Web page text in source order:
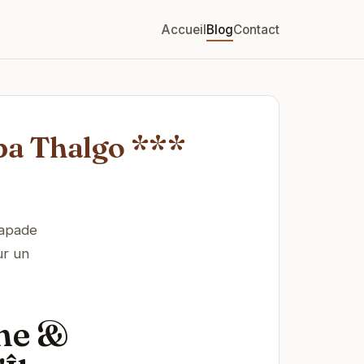
AccueilBlogContact
Thalgo ***
un
&